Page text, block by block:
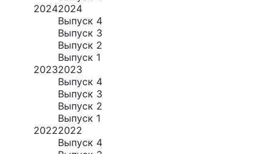
20242024
Выпуск 4
Выпуск 3
Выпуск 2
Выпуск 1
20232023
Выпуск 4
Выпуск 3
Выпуск 2
Выпуск 1
20222022
Выпуск 4